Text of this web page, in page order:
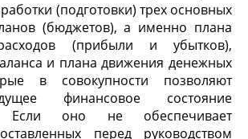
(подготовки) трех основных
(бюджетов), а именно плана
(прибыли и убытков),
и плана движения денежных
в совокупности позволяют
финансовое состояние
Если оно не обеспечивает
перед руководством